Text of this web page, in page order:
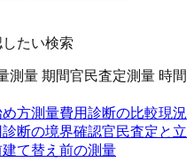
たい検索
測量 期間官民査定測量 時間
方測量費用診断の比較現況
断の境界確認官民査定と立
建て替え前の測量